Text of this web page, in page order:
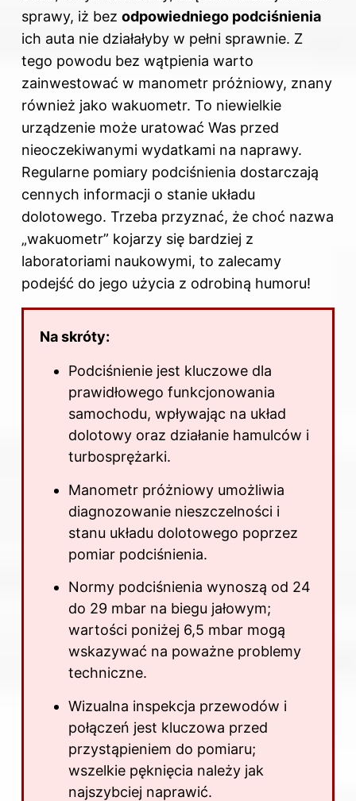
sprawy, iż bez odpowiedniego podciśnienia
ich auta nie działałyby w pełni sprawnie. Z
tego powodu bez wątpienia warto
zainwestować w manometr próżniowy, znany
również jako wakuometr. To niewielkie
urządzenie może uratować Was przed
nieoczekiwanymi wydatkami na naprawy.
Regularne pomiary podciśnienia dostarczają
cennych informacji o stanie układu
dolotowego. Trzeba przyznać, że choć nazwa
„wakuometr” kojarzy się bardziej z
laboratoriami naukowymi, to zalecamy
podejść do jego użycia z odrobiną humoru!
Na skróty:
Podciśnienie jest kluczowe dla
prawidłowego funkcjonowania
samochodu, wpływając na układ
dolotowy oraz działanie hamulców i
turbosprężarki.
Manometr próżniowy umożliwia
diagnozowanie nieszczelności i
stanu układu dolotowego poprzez
pomiar podciśnienia.
Normy podciśnienia wynoszą od 24
do 29 mbar na biegu jałowym;
wartości poniżej 6,5 mbar mogą
wskazywać na poważne problemy
techniczne.
Wizualna inspekcja przewodów i
połączeń jest kluczowa przed
przystąpieniem do pomiaru;
wszelkie pęknięcia należy jak
najszybciej naprawić.